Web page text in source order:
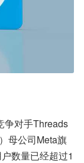
争对手Threads
母公司Meta旗
数量已经超过1